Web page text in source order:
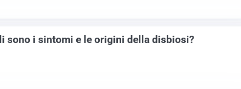
sono i sintomi e le origini della disbiosi?